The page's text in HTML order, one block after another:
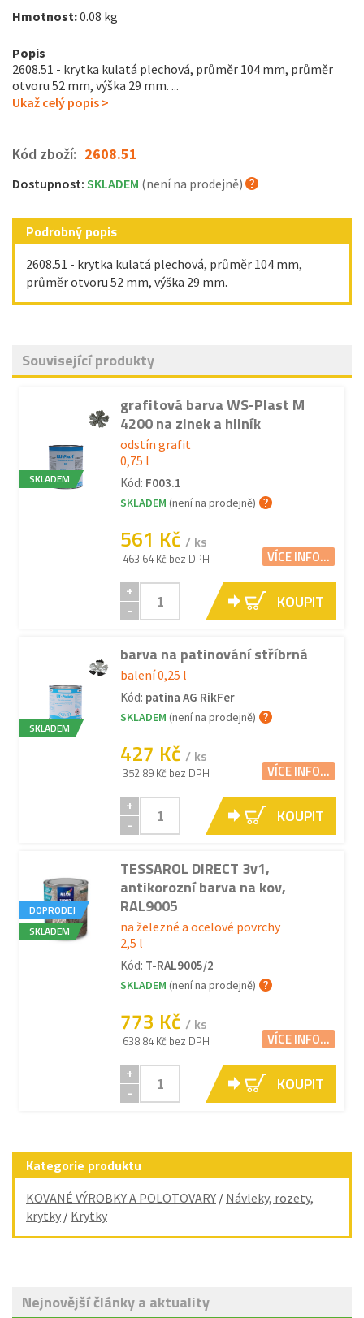
Hmotnost:0.08 kg
Popis
2608.51 - krytka kulatá plechová, průměr 104 mm, průměr
otvoru 52 mm, výška 29 mm. ...
Ukaž celý popis >
Kód zboží: 2608.51
Dostupnost: SKLADEM (není na prodejně)
Podrobný popis
2608.51 - krytka kulatá plechová, průměr 104 mm,
průměr otvoru 52 mm, výška 29 mm.
Související produkty
SKLADEM
grafitová barva WS-Plast M
4200 na zinek a hliník
odstín grafit
0,75 l
Kód: F003.1
SKLADEM (není na prodejně)
561 Kč / ks
463.64 Kč bez DPH VÍCE INFO...
+
-
KOUPIT
SKLADEM
barva na patinování stříbrná
balení 0,25 l
Kód: patina AG RikFer
SKLADEM (není na prodejně)
427 Kč / ks
352.89 Kč bez DPH VÍCE INFO...
+
-
KOUPIT
DOPRODEJ
SKLADEM
TESSAROL DIRECT 3v1,
antikorozní barva na kov,
RAL9005
na železné a ocelové povrchy
2,5 l
Kód: T-RAL9005/2
SKLADEM (není na prodejně)
773 Kč / ks
638.84 Kč bez DPH VÍCE INFO...
+
-
KOUPIT
Kategorie produktu
KOVANÉ VÝROBKY A POLOTOVARY / Návleky, rozety,
krytky / Krytky
Nejnovější články a aktuality